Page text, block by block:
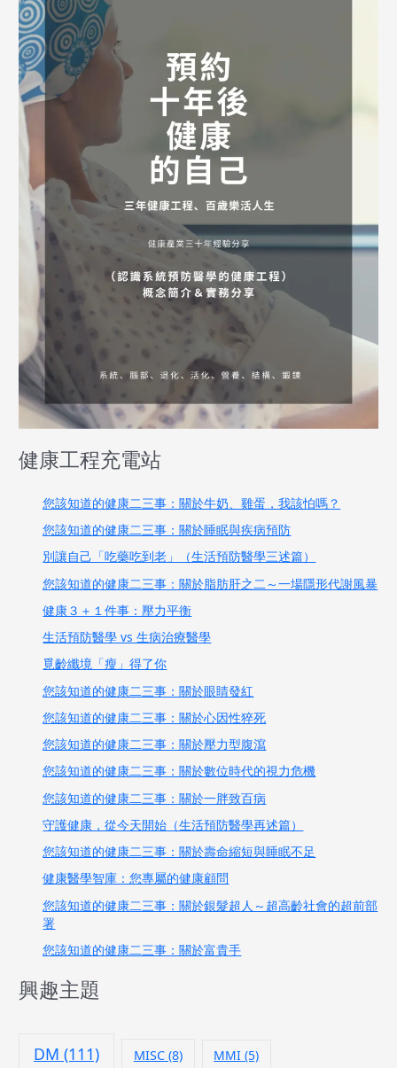
健康工程充電站
您該知道的健康二三事：關於牛奶、雞蛋，我該怕嗎？
您該知道的健康二三事：關於睡眠與疾病預防
別讓自己「吃藥吃到老」（生活預防醫學三述篇）
您該知道的健康二三事：關於脂肪肝之二～一場隱形代謝風暴
健康３＋１件事：壓力平衡
生活預防醫學 vs 生病治療醫學
覓齡纖境「瘦」得了你
您該知道的健康二三事：關於眼睛發紅
您該知道的健康二三事：關於心因性猝死
您該知道的健康二三事：關於壓力型腹瀉
您該知道的健康二三事：關於數位時代的視力危機
您該知道的健康二三事：關於一胖致百病
守護健康，從今天開始（生活預防醫學再述篇）
您該知道的健康二三事：關於壽命縮短與睡眠不足
健康醫學智庫：您專屬的健康顧問
您該知道的健康二三事：關於銀髮超人～超高齡社會的超前部
署
您該知道的健康二三事：關於富貴手
興趣主題
DM (111) MISC(8) MMI (5)